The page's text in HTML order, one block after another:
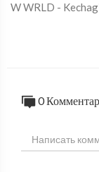
⁣W WRLD -
0